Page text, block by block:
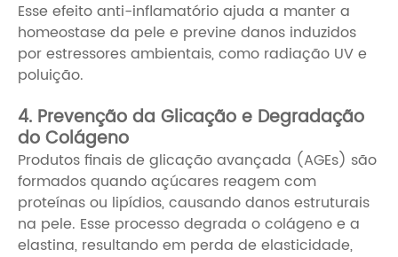
Esse efeito anti-inflamatório ajuda a manter a
homeostase da pele e previne danos induzidos
por estressores ambientais, como radiação UV e
poluição.
4. Prevenção da Glicação e Degradação
do Colágeno
Produtos finais de glicação avançada (AGEs) são
formados quando açúcares reagem com
proteínas ou lipídios, causando danos estruturais
na pele. Esse processo degrada o colágeno e a
elastina, resultando em perda de elasticidade,